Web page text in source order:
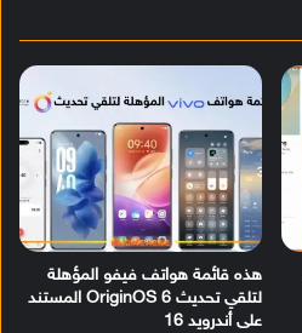
هذه قائمة هواتف فيفو المؤهلة
لتلقي تحديث OriginOS 6 المستند
على أندرويد 16